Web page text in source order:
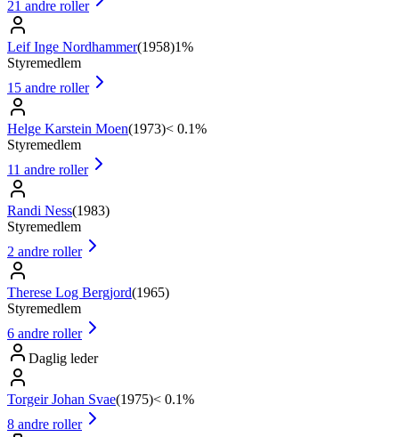
21 andre roller
Leif Inge Nordhammer(1958)1%
Styremedlem
15 andre roller
Helge Karstein Moen(1973)< 0.1%
Styremedlem
11 andre roller
Randi Ness(1983)
Styremedlem
2 andre roller
Therese Log Bergjord(1965)
Styremedlem
6 andre roller
Daglig leder
Torgeir Johan Svae(1975)< 0.1%
8 andre roller